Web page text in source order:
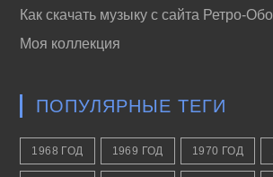
Как скачать музыку с сайта Ретро-
Моя коллекция
ПОПУЛЯРНЫЕ ТЕГИ
1968 ГОД 1969 ГОД 1970 ГОД